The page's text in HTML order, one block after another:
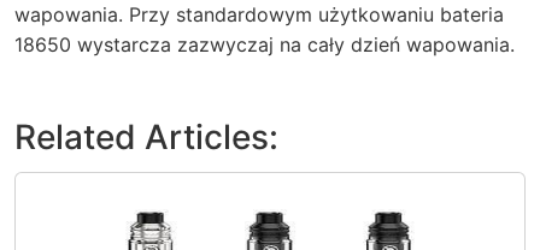
wapowania. Przy standardowym użytkowaniu bateria
18650 wystarcza zazwyczaj na cały dzień wapowania.
Related Articles: